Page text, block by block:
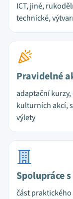
ICT, jiné,
technické,
Pravidelné
adaptační
kulturních akcí,
výlety
Spolupráce
část